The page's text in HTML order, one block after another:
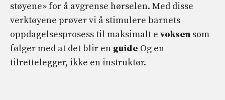
støyene» for å avgrense hørselen. Med disse
verktøyene prøver vi å stimulere barnets
oppdagelsesprosess til maksimalt e voksen som
følger med at det blir en guide Og en
tilrettelegger, ikke en instruktør.